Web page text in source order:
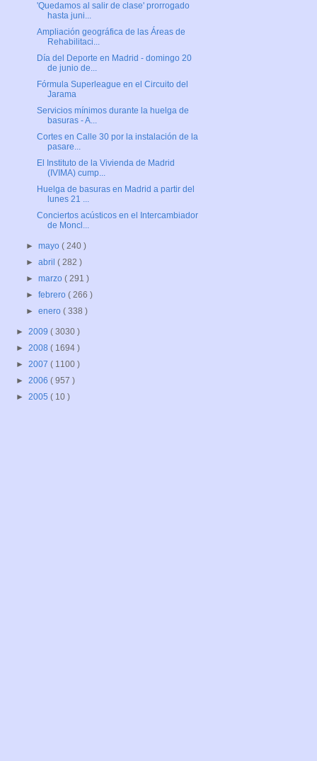
'Quedamos al salir de clase' prorrogado
hasta juni...
Ampliación geográfica de las Áreas de
Rehabilitaci...
Día del Deporte en Madrid - domingo 20
de junio de...
Fórmula Superleague en el Circuito del
Jarama
Servicios mínimos durante la huelga de
basuras - A...
Cortes en Calle 30 por la instalación de la
pasare...
El Instituto de la Vivienda de Madrid
(IVIMA) cump...
Huelga de basuras en Madrid a partir del
lunes 21 ...
Conciertos acústicos en el Intercambiador
de Moncl...
►mayo( 240 )
►abril( 282 )
►marzo( 291 )
►febrero( 266 )
►enero( 338 )
► 2009 ( 3030 )
► 2008 ( 1694 )
► 2007 ( 1100 )
► 2006 ( 957 )
► 2005 ( 10 )